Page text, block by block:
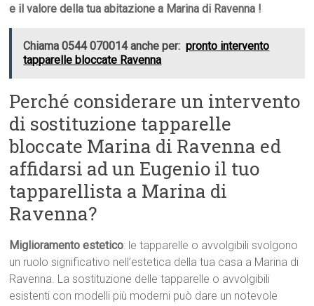
e il valore della tua abitazione a Marina di Ravenna !
Chiama 0544 070014 anche per: pronto intervento
tapparelle bloccate Ravenna
Perché considerare un intervento
di sostituzione tapparelle
bloccate Marina di Ravenna ed
affidarsi ad un Eugenio il tuo
tapparellista a Marina di
Ravenna?
Miglioramento estetico: le tapparelle o avvolgibili svolgono
un ruolo significativo nell’estetica della tua casa a Marina di
Ravenna. La sostituzione delle tapparelle o avvolgibili
esistenti con modelli più moderni può dare un notevole